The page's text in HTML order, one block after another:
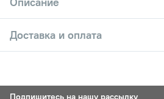
Доставка и оплата
Подпишитесь на нашу рассылку